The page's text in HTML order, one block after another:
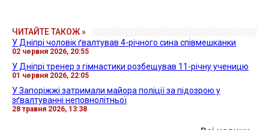
ЧИТАЙТЕ ТАКОЖ »
У Дніпрі чоловік ґвалтував 4-річного сина співмешканки
02 червня 2026, 20:55
У Дніпрі тренер з гімнастики розбещував 11-річну ученицю
01 червня 2026, 22:05
У Запоріжжі затримали майора поліції за підозрою у
зґвалтуванні неповнолітньої
28 травня 2026, 13:38